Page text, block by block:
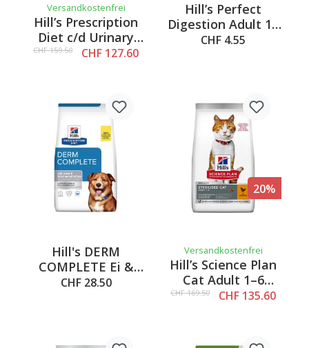
Versandkostenfrei
Hill’s Prescription
Diet c/d Urinary
Stress + Metabolic
CHF 159.50 CHF 127.60
Hill’s Perfect
Digestion Adult 1+
mit Huhn &
CHF 4.55
Hill's DERM
COMPLETE Ei &
Reis, 1.5Kg
CHF 28.50
20%
Versandkostenfrei
Hill’s Science Plan
Cat Adult 1–6
Sterilised mit
CHF 169.50 CHF 135.60